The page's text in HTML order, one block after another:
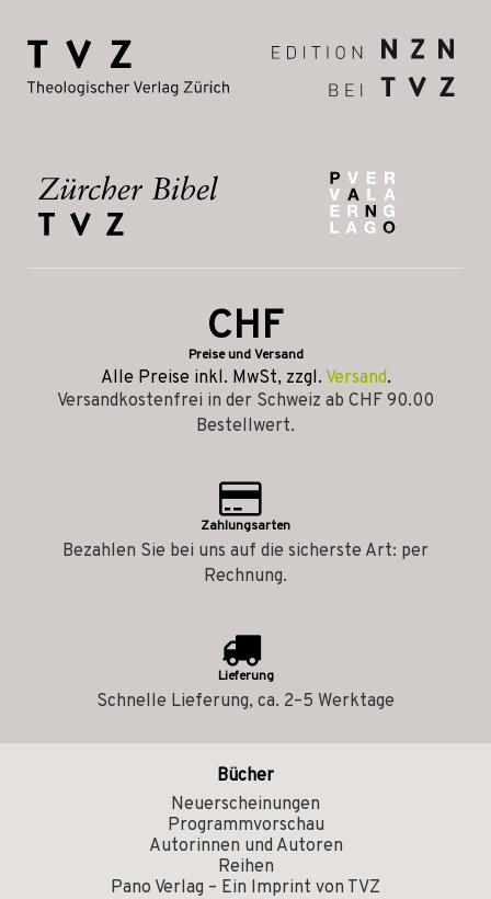
CHF
Preise und Versand
Alle Preise inkl. MwSt, zzgl. Versand.
Versandkostenfrei in der Schweiz ab CHF 90.00
Bestellwert.
Zahlungsarten
Bezahlen Sie bei uns auf die sicherste Art: per
Rechnung.
Lieferung
Schnelle Lieferung, ca. 2–5 Werktage
Bücher
Neuerscheinungen
Programmvorschau
Autorinnen und Autoren
Reihen
Pano Verlag – Ein Imprint von TVZ